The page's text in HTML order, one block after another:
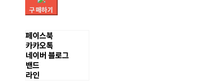
구매하기
페이스북
카카오톡
네이버 블로그
밴드
라인